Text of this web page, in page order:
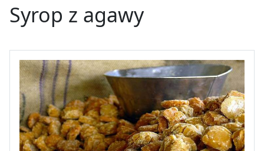
Syrop z agawy